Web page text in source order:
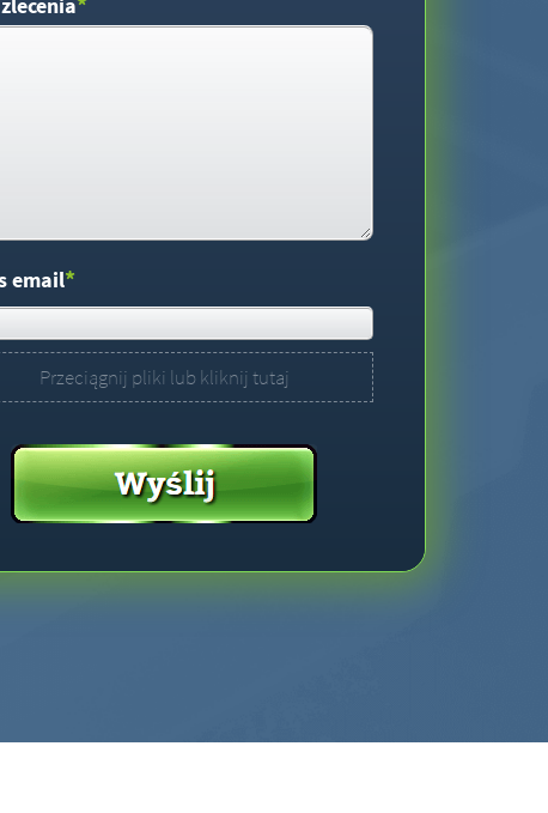
email*
Przeciągnij pliki lub kliknij tutaj